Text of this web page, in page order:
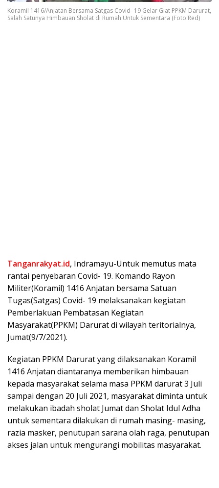
Koramil 1416/Anjatan Bersama Satgas Covid- 19 Gelar Giat PPKM Darurat,
Salah Satunya Himbauan Sholat di Rumah Untuk Sementara (Foto:Red)
Tanganrakyat.id, Indramayu-Untuk memutus mata
rantai penyebaran Covid- 19. Komando Rayon
Militer(Koramil) 1416 Anjatan bersama Satuan
Tugas(Satgas) Covid- 19 melaksanakan kegiatan
Pemberlakuan Pembatasan Kegiatan
Masyarakat(PPKM) Darurat di wilayah teritorialnya,
Jumat(9/7/2021).
Kegiatan PPKM Darurat yang dilaksanakan Koramil
1416 Anjatan diantaranya memberikan himbauan
kepada masyarakat selama masa PPKM darurat 3 Juli
sampai dengan 20 Juli 2021, masyarakat diminta untuk
melakukan ibadah sholat Jumat dan Sholat Idul Adha
untuk sementara dilakukan di rumah masing- masing,
razia masker, penutupan sarana olah raga, penutupan
akses jalan untuk mengurangi mobilitas masyarakat.